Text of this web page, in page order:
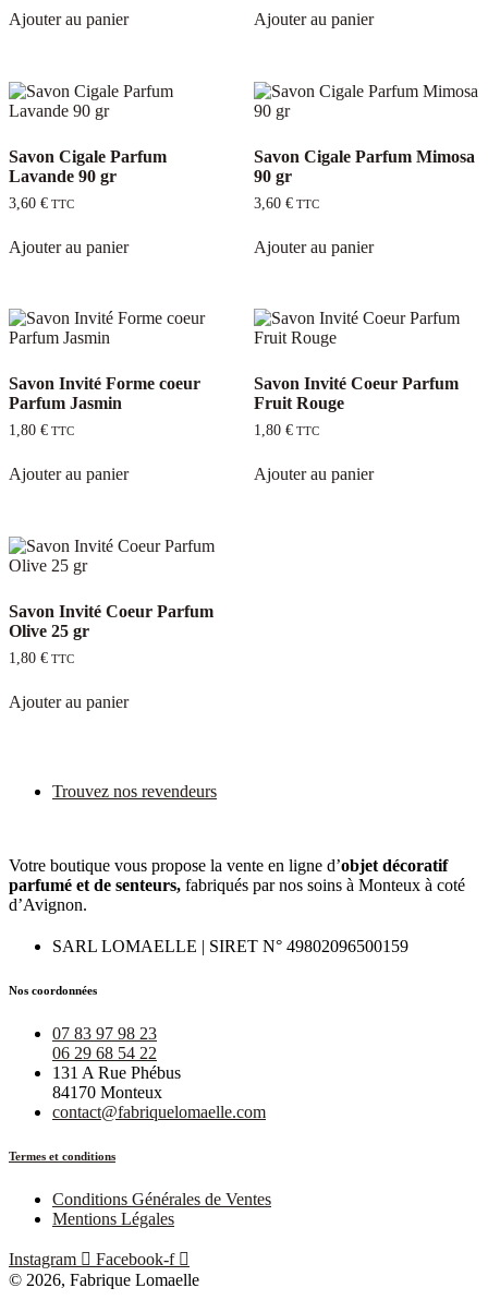
Ajouter au panier Ajouter au panier
Savon Cigale Parfum
Lavande 90 gr
3,60 € TTC
Ajouter au panier
Savon Cigale Parfum Mimosa
90 gr
3,60 €TTC
Ajouter au panier
Savon Invité Forme coeur
Parfum Jasmin
1,80 € TTC
Ajouter au panier
Savon Invité Coeur Parfum
Fruit Rouge
1,80 €TTC
Ajouter au panier
Savon Invité Coeur Parfum
Olive 25 gr
1,80 € TTC
Ajouter au panier
Trouvez nos revendeurs
Votre boutique vous propose la vente en ligne d’objet décoratif
parfumé et de senteurs, fabriqués par nos soins à Monteux à coté
d’Avignon.
SARL LOMAELLE | SIRET N° 49802096500159
Nos coordonnées
07 83 97 98 23
06 29 68 54 22
131 A Rue Phébus
84170 Monteux
contact@fabriquelomaelle.com
Termes et conditions
Conditions Générales de Ventes
Mentions Légales
Instagram
Facebook-f
© 2026, Fabrique Lomaelle